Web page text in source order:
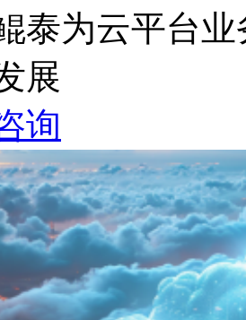
泰为云平台业
展
询